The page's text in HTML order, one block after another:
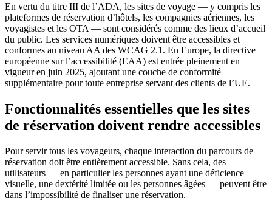
En vertu du titre III de l’ADA, les sites de voyage — y compris les
plateformes de réservation d’hôtels, les compagnies aériennes, les
voyagistes et les OTA — sont considérés comme des lieux d’accueil
du public. Les services numériques doivent être accessibles et
conformes au niveau AA des WCAG 2.1. En Europe, la directive
européenne sur l’accessibilité (EAA) est entrée pleinement en
vigueur en juin 2025, ajoutant une couche de conformité
supplémentaire pour toute entreprise servant des clients de l’UE.
Fonctionnalités essentielles que les sites
de réservation doivent rendre accessibles
Pour servir tous les voyageurs, chaque interaction du parcours de
réservation doit être entièrement accessible. Sans cela, des
utilisateurs — en particulier les personnes ayant une déficience
visuelle, une dextérité limitée ou les personnes âgées — peuvent être
dans l’impossibilité de finaliser une réservation.